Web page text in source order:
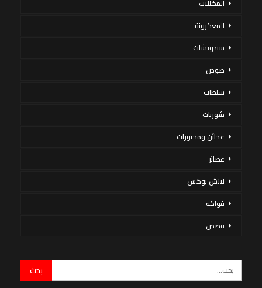
المخللات
المعكرونة
سندوتشات
صوص
سلطات
شوربات
عجائن ومخبوزات
عصائر
لانش بوكس
فواكه
قصص